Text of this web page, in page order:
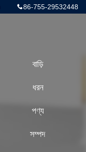
86-755-29532448
বাড়ি
ধরন
পণ্য
সম্পদ